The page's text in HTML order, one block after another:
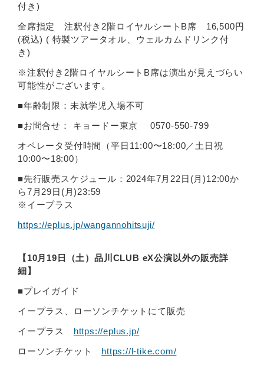
付き)
全席指定 注釈付き2階ロイヤルシートB席 16,500円
(税込) ( 特製ツアータオル、ウェルカムドリンク付
き)
※注釈付き2階ロイヤルシートB席は演出が見えづらい
可能性がございます。
■年齢制限：未就学児入場不可
■お問合せ： キョードー東京 0570-550-799
オペレータ受付時間（平日11:00〜18:00／土日祝
10:00〜18:00）
■先行販売スケジュール：2024年7月22日(月)12:00か
ら7月29日(月)23:59
※イープラス
https://eplus.jp/wangannohitsuji/
【10月19日（土）品川CLUB eX公演以外の販売詳
細】
■プレイガイド
イープラス、ローソンチケットにて販売
イープラス https://eplus.jp/
ローソンチケット https://l-tike.com/